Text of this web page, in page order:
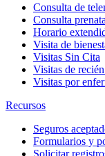
Consulta de
Consulta
Horario
Visita de
Visitas Sin Cita
Visitas de
Visitas por
Recursos
Seguros
Formularios y
Solicitar